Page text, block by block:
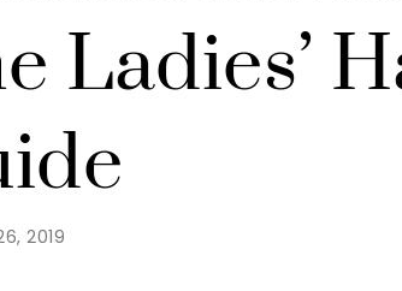
2019
Ladies’